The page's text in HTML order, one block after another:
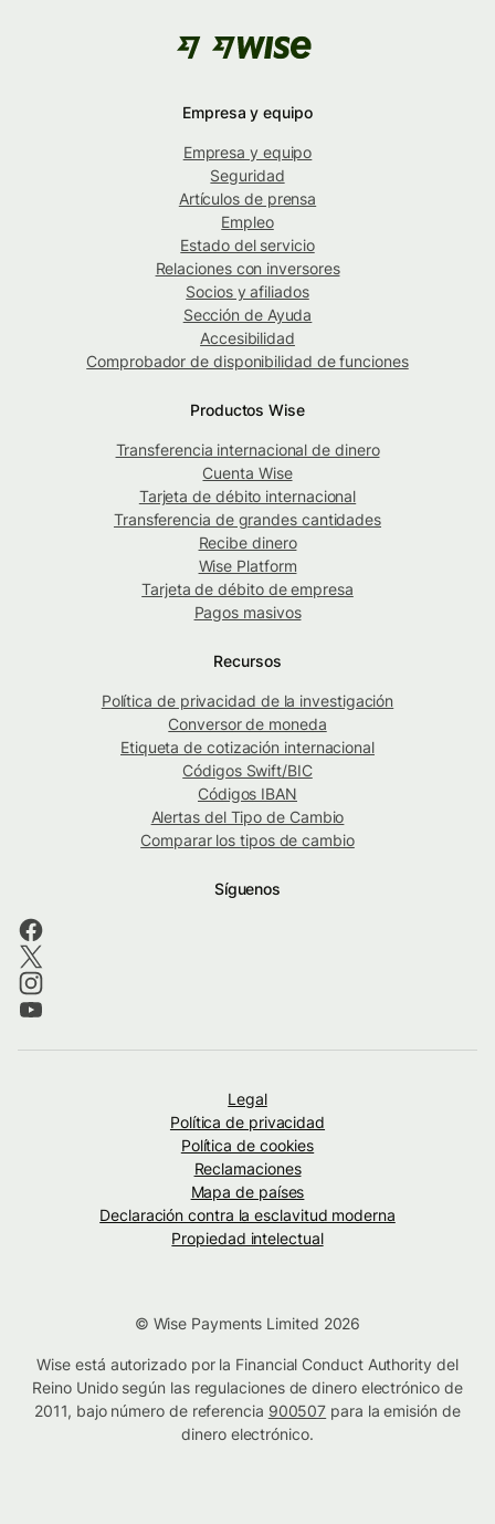
Empresa y equipo
Empresa y equipo
Seguridad
Artículos de prensa
Empleo
Estado del servicio
Relaciones con inversores
Socios y afiliados
Sección de Ayuda
Accesibilidad
Comprobador de disponibilidad de funciones
Productos Wise
Transferencia internacional de dinero
Cuenta Wise
Tarjeta de débito internacional
Transferencia de grandes cantidades
Recibe dinero
Wise Platform
Tarjeta de débito de empresa
Pagos masivos
Recursos
Política de privacidad de la investigación
Conversor de moneda
Etiqueta de cotización internacional
Códigos Swift/BIC
Códigos IBAN
Alertas del Tipo de Cambio
Comparar los tipos de cambio
Síguenos
Legal
Política de privacidad
Política de cookies
Reclamaciones
Mapa de países
Declaración contra la esclavitud moderna
Propiedad intelectual
© Wise Payments Limited 2026
Wise está autorizado por la Financial Conduct Authority del
Reino Unido según las regulaciones de dinero electrónico de
2011, bajo número de referencia 900507 para la emisión de
dinero electrónico.